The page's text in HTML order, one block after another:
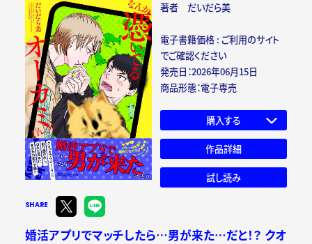
著者 だいだら美
電子書籍価格 : ご利用のサイト
でご確認ください
発売日：2026年06月15日
商品形態：電子専売
購入する
作品詳細
試し読み
SHARE
婚活アプリでマッチしたら…男が来た…だと！？ クオ